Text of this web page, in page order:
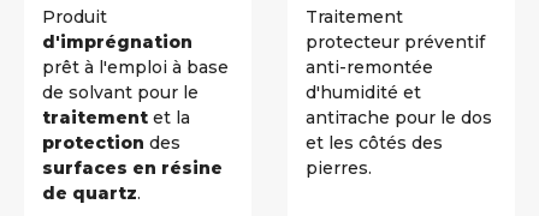
Produit
d'imprégnation
prêt à l'emploi à base
de solvant pour le
traitement et la
protection des
surfaces en résine
de quartz.
Traitement
protecteur préventif
anti-remontée
d'humidité et
antiтache pour le dos
et les côtés des
pierres.